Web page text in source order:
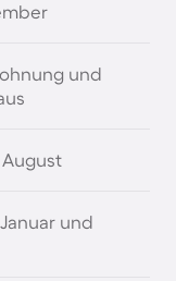
und
und